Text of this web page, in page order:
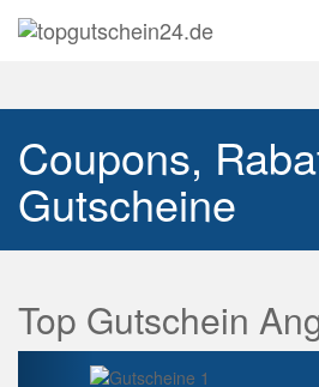
Coupons,
Gutscheine
Top Gutschein
Vorherige